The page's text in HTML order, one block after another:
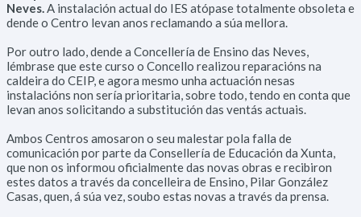
Neves.A instalación actual do IES atópase totalmente obsoleta e
dende o Centro levan anos reclamando a súa mellora.
Por outro lado, dende a Concellería de Ensino das Neves,
lémbrase que este curso o Concello realizou reparacións na
caldeira do CEIP, e agora mesmo unha actuación nesas
instalacións non sería prioritaria, sobre todo, tendo en conta que
levan anos solicitando a substitución das ventás actuais.
Ambos Centros amosaron o seu malestar pola falla de
comunicación por parte da Consellería de Educación da Xunta,
que non os informou oficialmente das novas obras e recibiron
estes datos a través da concelleira de Ensino, Pilar González
Casas, quen, á súa vez, soubo estas novas a través da prensa.